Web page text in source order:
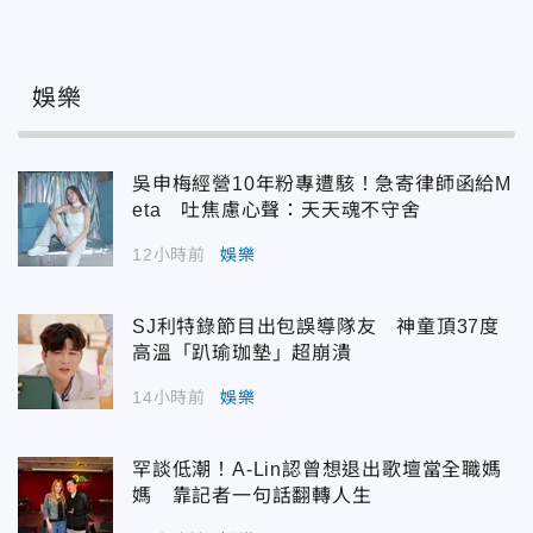
娛樂
吳申梅經營10年粉專遭駭！急寄律師函給M
eta 吐焦慮心聲：天天魂不守舍
12小時前 娛樂
SJ利特錄節目出包誤導隊友 神童頂37度
高溫「趴瑜珈墊」超崩潰
14小時前 娛樂
罕談低潮！A-Lin認曾想退出歌壇當全職媽
媽 靠記者一句話翻轉人生